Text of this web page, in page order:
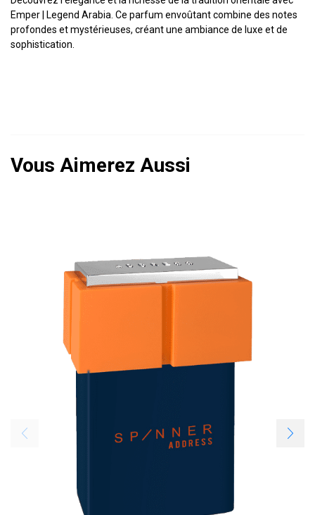
Emper | Legend Arabia. Ce parfum envoûtant combine des notes
profondes et mystérieuses, créant une ambiance de luxe et de
sophistication.
Vous Aimerez Aussi